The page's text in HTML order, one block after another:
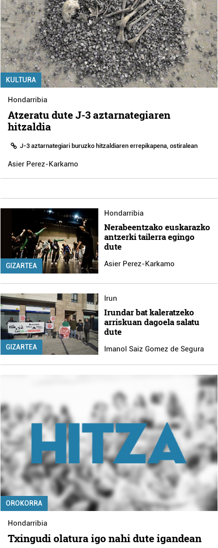
KULTURA
Hondarribia
Atzeratu dute J-3 aztarnategiaren
hitzaldia
J-3 aztarnategiari buruzko hitzaldiaren errepikapena, ostiralean
Asier Perez-Karkamo
GIZARTEA
Hondarribia
Nerabeentzako euskarazko
antzerki tailerra egingo
dute
Asier Perez-Karkamo
GIZARTEA
Irun
Irundar bat kaleratzeko
arriskuan dagoela salatu
dute
Imanol Saiz Gomez de Segura
OROKORRA
Hondarribia
Txingudi olatura igo nahi dute igandean